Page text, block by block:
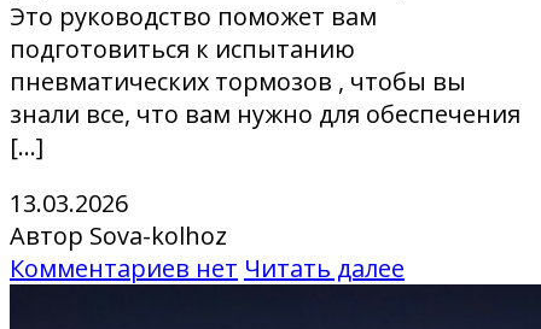
Это руководство поможет вам
подготовиться к испытанию
пневматических тормозов , чтобы вы
знали все, что вам нужно для обеспечения
[…]
13.03.2026
Автор Sova-kolhoz
Комментариев нет Читать далее